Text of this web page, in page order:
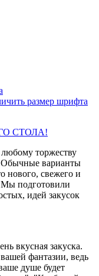
размер шрифта
торжеству
Обычные варианты
нового, свежего и
Мы подготовили
идей закусок
вкусная закуска.
фантазии, ведь
душе будет